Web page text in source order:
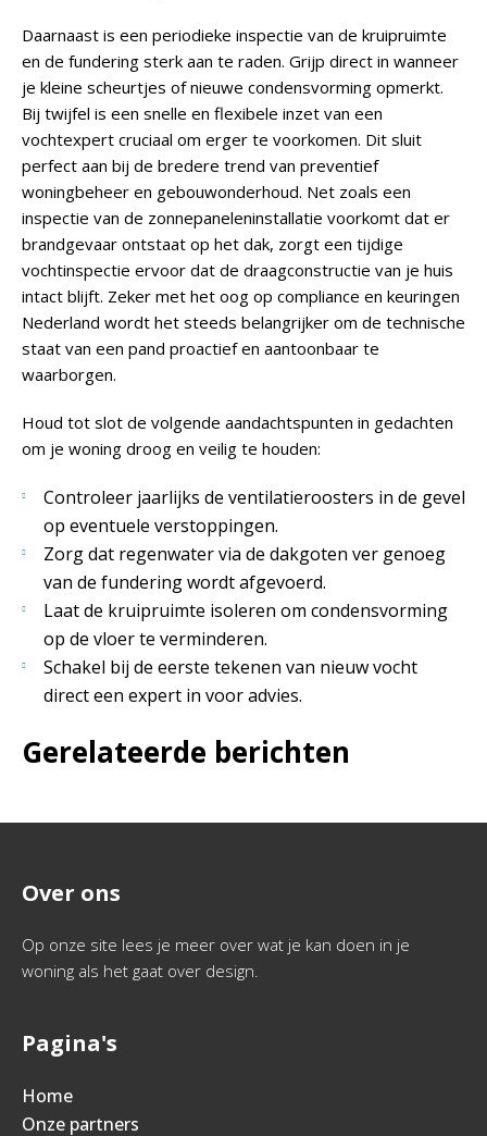
Daarnaast is een periodieke inspectie van de kruipruimte
en de fundering sterk aan te raden. Grijp direct in wanneer
je kleine scheurtjes of nieuwe condensvorming opmerkt.
Bij twijfel is een snelle en flexibele inzet van een
vochtexpert cruciaal om erger te voorkomen. Dit sluit
perfect aan bij de bredere trend van preventief
woningbeheer en gebouwonderhoud. Net zoals een
inspectie van de zonnepaneleninstallatie voorkomt dat er
brandgevaar ontstaat op het dak, zorgt een tijdige
vochtinspectie ervoor dat de draagconstructie van je huis
intact blijft. Zeker met het oog op compliance en keuringen
Nederland wordt het steeds belangrijker om de technische
staat van een pand proactief en aantoonbaar te
waarborgen.
Houd tot slot de volgende aandachtspunten in gedachten
om je woning droog en veilig te houden:
Controleer jaarlijks de ventilatieroosters in de gevel
op eventuele verstoppingen.
Zorg dat regenwater via de dakgoten ver genoeg
van de fundering wordt afgevoerd.
Laat de kruipruimte isoleren om condensvorming
op de vloer te verminderen.
Schakel bij de eerste tekenen van nieuw vocht
direct een expert in voor advies.
Gerelateerde berichten
Over ons
Op onze site lees je meer over wat je kan doen in je
woning als het gaat over design.
Pagina's
Home
Onze partners